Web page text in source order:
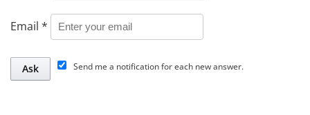
Email *
Send me a notification for each new answer.